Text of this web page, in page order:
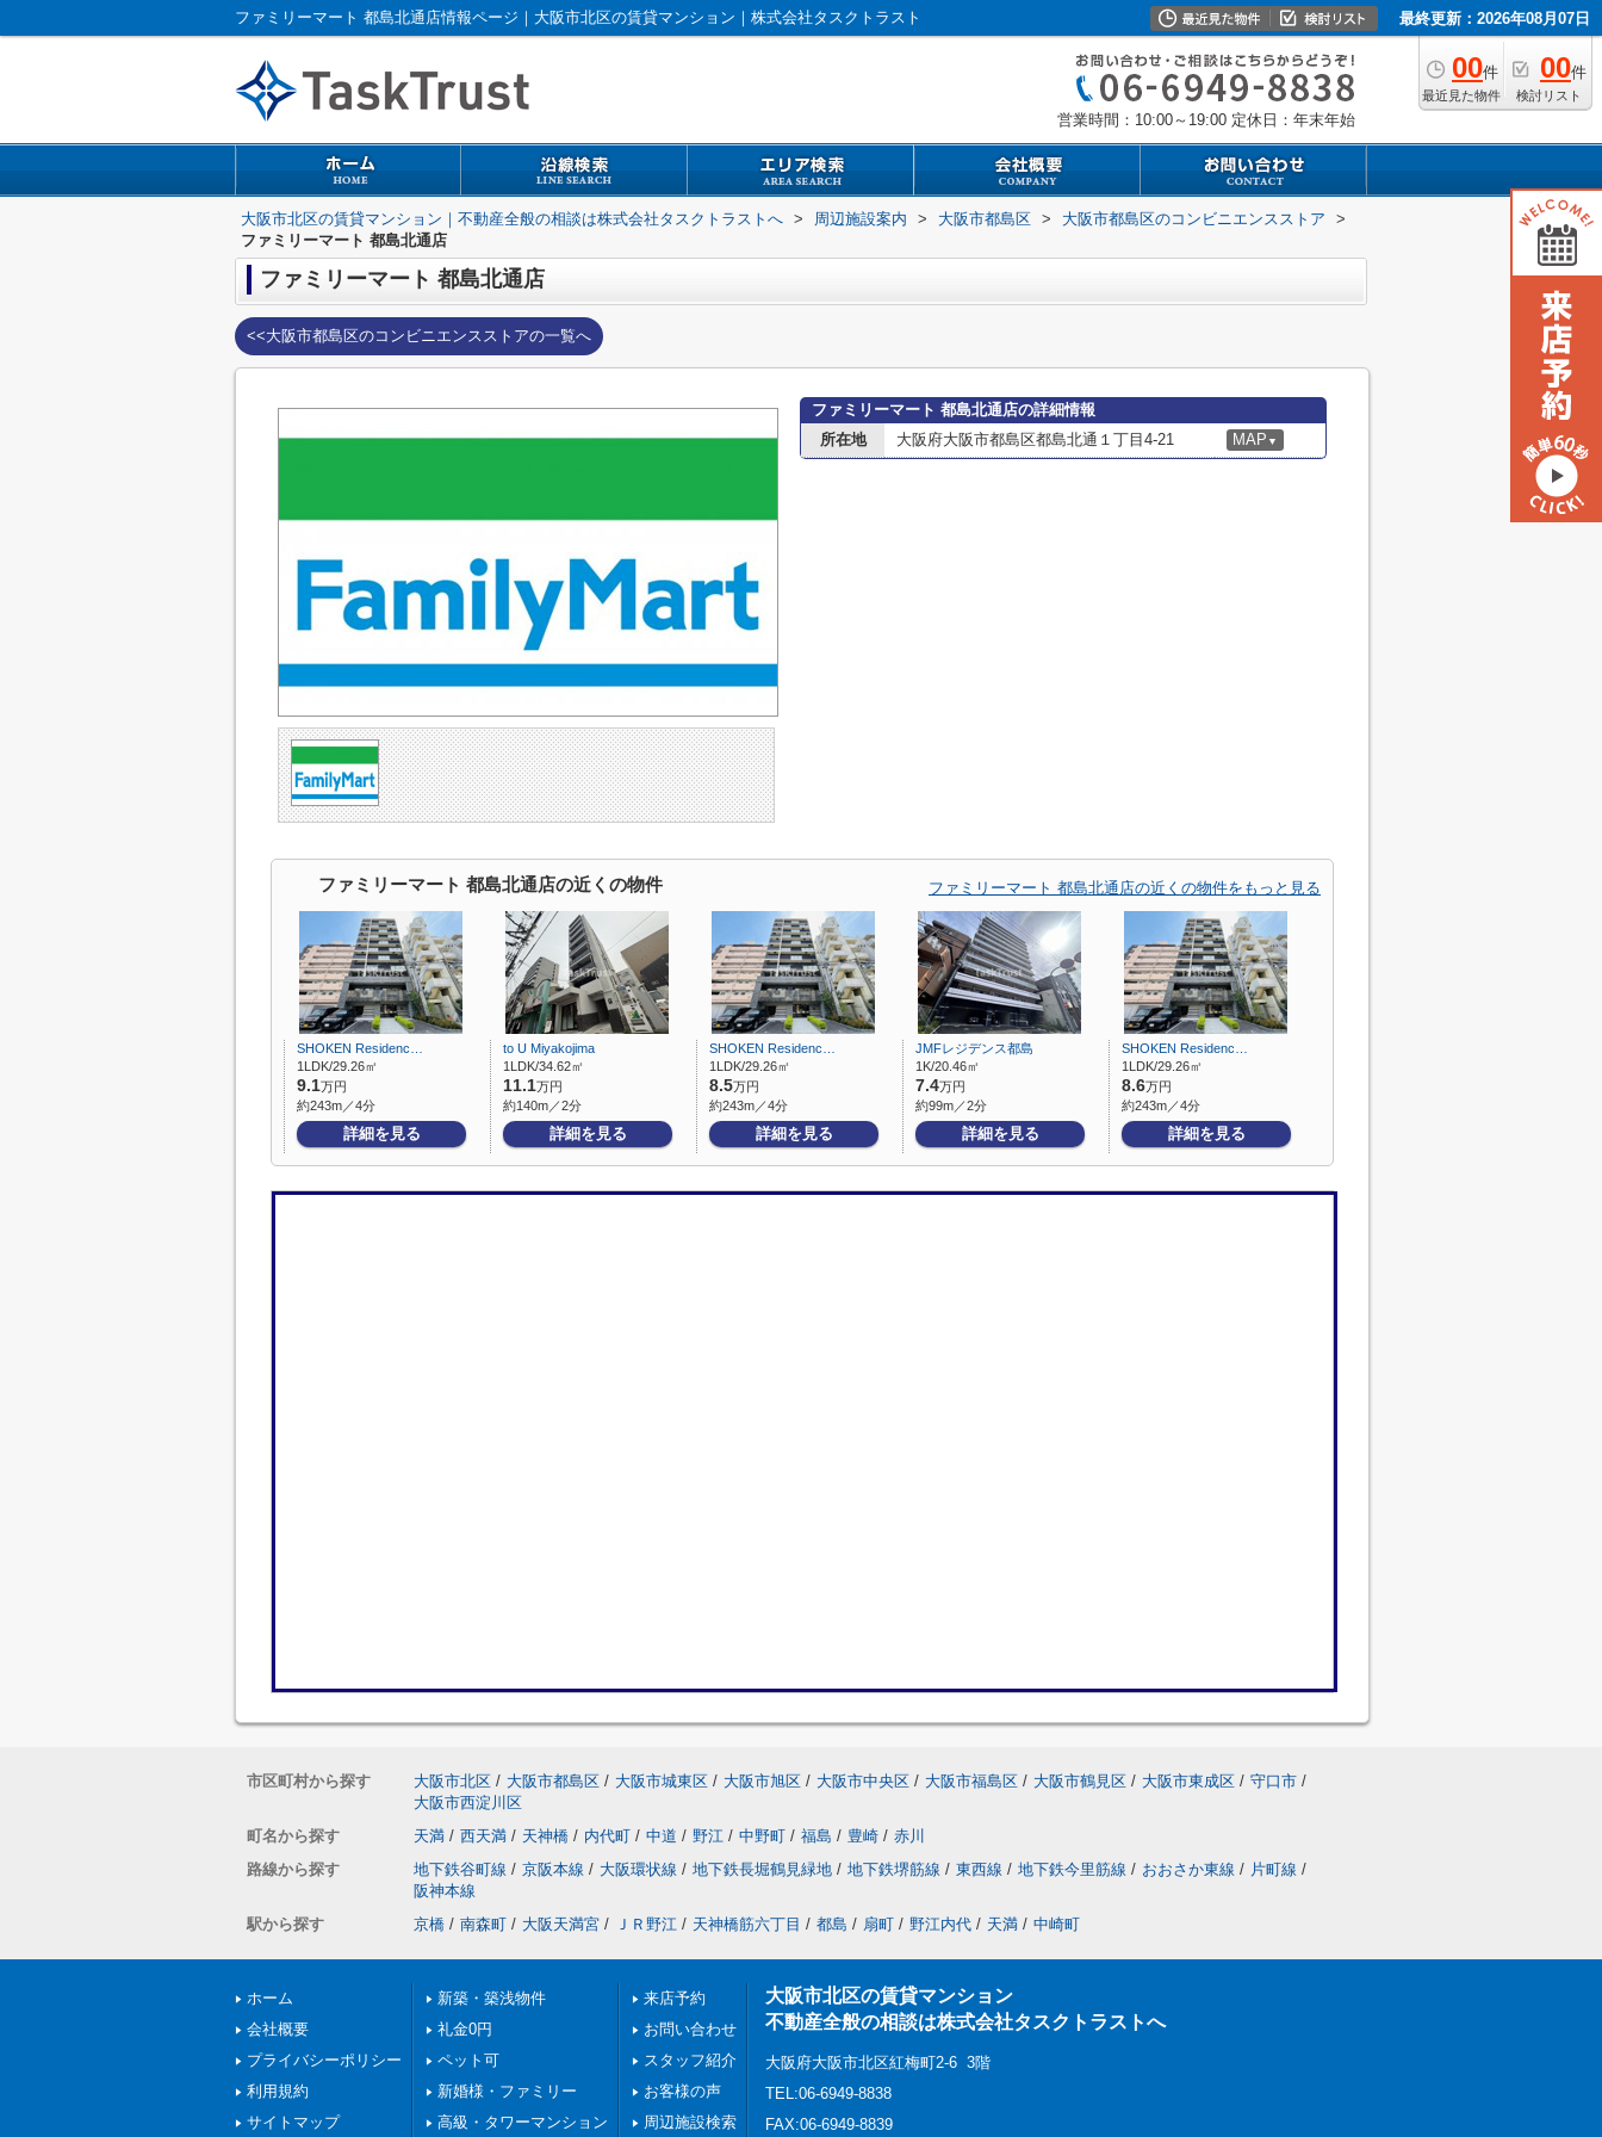
ファミリーマート 都島北通店情報ページ｜大阪市北区の賃貸マンション｜株式会社タスクトラスト 最終更新：2026年08月07日
00件
最近見た物件
00件
検討リスト
営業時間：10:00～19:00 定休日：年末年始
大阪市北区の賃貸マンション｜不動産全般の相談は株式会社タスクトラストへ > 周辺施設案内 > 大阪市都島区 > 大阪市都島区のコンビニエンスストア
>
ファミリーマート 都島北通店
ファミリーマート 都島北通店
<<大阪市都島区のコンビニエンスストアの一覧へ
ファミリーマート 都島北通店の詳細情報
所在地
大阪府大阪市都島区都島北通１丁目4-21 MAP ▼
ファミリーマート 都島北通店の近くの物件 ファミリーマート 都島北通店の近くの物件をもっと見る
SHOKEN Residenc…
1LDK/29.26㎡
9.1万円
約243m／4分
詳細を見る
to U Miyakojima
1LDK/34.62㎡
11.1万円
約140m／2分
詳細を見る
SHOKEN Residenc…
1LDK/29.26㎡
8.5万円
約243m／4分
詳細を見る
JMFレジデンス都島
1K/20.46㎡
7.4万円
約99m／2分
詳細を見る
SHOKEN Residenc…
1LDK/29.26㎡
8.6万円
約243m／4分
詳細を見る
市区町村から探す 大阪市北区 / 大阪市都島区 / 大阪市城東区 / 大阪市旭区 / 大阪市中央区 / 大阪市福島区 / 大阪市鶴見区 / 大阪市東成区 / 守口市 /
大阪市西淀川区
町名から探す
天満 / 西天満 / 天神橋 / 内代町 / 中道 / 野江 / 中野町 / 福島 / 豊崎 / 赤川
路線から探す
地下鉄谷町線 / 京阪本線 / 大阪環状線 / 地下鉄長堀鶴見緑地 / 地下鉄堺筋線 / 東西線 / 地下鉄今里筋線 / おおさか東線 / 片町線 /
阪神本線
駅から探す
京橋 / 南森町 / 大阪天満宮 / ＪＲ野江 / 天神橋筋六丁目 / 都島 / 扇町 / 野江内代 / 天満 / 中崎町
ホーム
会社概要
プライバシーポリシー
利用規約
サイトマップ
新築・築浅物件
礼金0円
ペット可
新婚様・ファミリー
高級・タワーマンション
来店予約
お問い合わせ
スタッフ紹介
お客様の声
周辺施設検索
大阪市北区の賃貸マンション
不動産全般の相談は株式会社タスクトラストへ
大阪府大阪市北区紅梅町2-6 3階
TEL:06-6949-8838
FAX:06-6949-8839